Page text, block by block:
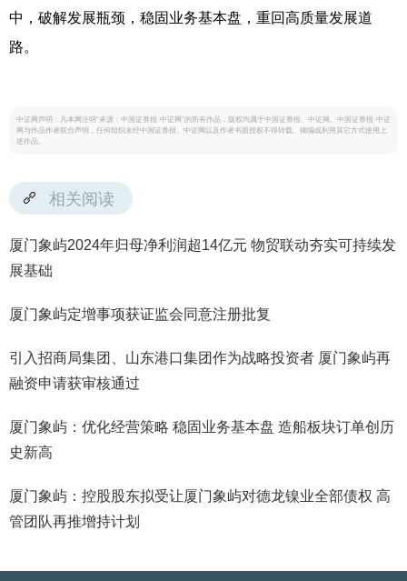
中，破解发展瓶颈，稳固业务基本盘，重回高质量发展道
路。
中证网声明：凡本网注明“来源：中国证券报·中证网”的所有作品，版权均属于中国证券报、中证网。中国证券报·中证
网与作品作者联合声明，任何组织未经中国证券报、中证网以及作者书面授权不得转载、摘编或利用其它方式使用上
述作品。
相关阅读
厦门象屿2024年归母净利润超14亿元 物贸联动夯实可持续发
展基础
厦门象屿定增事项获证监会同意注册批复
引入招商局集团、山东港口集团作为战略投资者 厦门象屿再
融资申请获审核通过
厦门象屿：优化经营策略 稳固业务基本盘 造船板块订单创历
史新高
厦门象屿：控股股东拟受让厦门象屿对德龙镍业全部债权 高
管团队再推增持计划